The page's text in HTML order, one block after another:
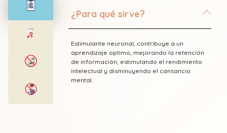
¿Para qué sirve?
Estimulante neuronal, contribuye a un
aprendizaje optimo, mejorando la retención
de información, estimulando el rendimiento
intelectual y disminuyendo el cansancio
mental.